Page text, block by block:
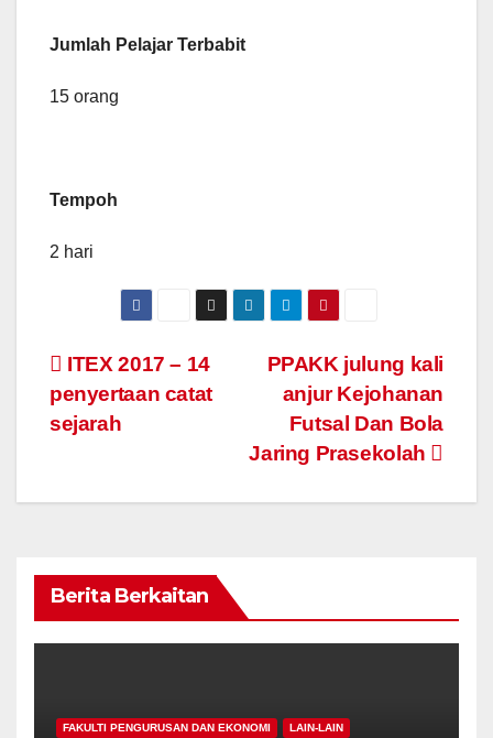
Jumlah Pelajar Terbabit
15 orang
Tempoh
2 hari
Navigasi
kiriman
PPAKK julung kali
anjur Kejohanan
Futsal Dan Bola
Jaring Prasekolah
ITEX 2017 – 14
penyertaan catat
sejarah
Berita Berkaitan
FAKULTI PENGURUSAN DAN EKONOMI LAIN-LAIN